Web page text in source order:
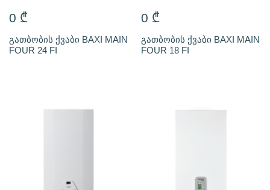
0 ₾
გათბობის ქვაბი BAXI MAIN
FOUR 24 FI
0 ₾
გათბობის ქვაბი BAXI MAIN
FOUR 18 FI